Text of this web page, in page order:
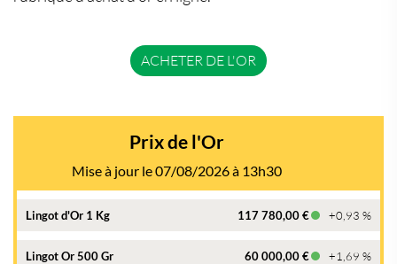
ACHETER DE L'OR
Prix de l'Or
Mise à jour le 07/08/2026 à 13h30
Lingot d'Or 1 Kg 117 780,00 € +0,93 %
Lingot Or 500 Gr 60 000,00 € +1,69 %